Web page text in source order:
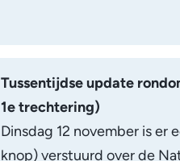
Tussentijdse update
1e trechtering)
Dinsdag 12 november is er
knop) verstuurd over de